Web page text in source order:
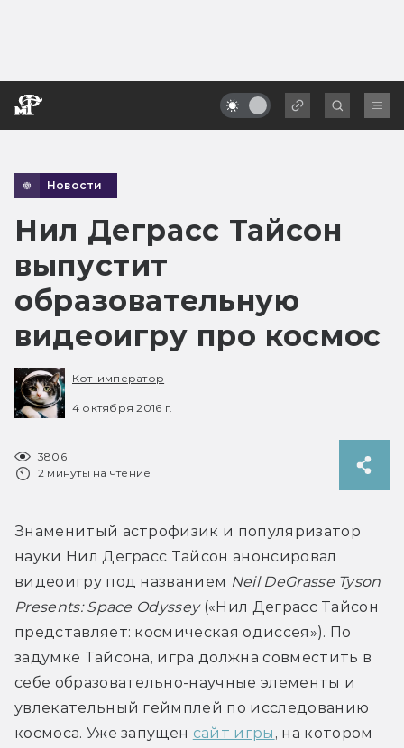
Новости
Нил Деграсс Тайсон
выпустит
образовательную
видеоигру про космос
Кот-император
4 октября 2016 г.
3806
2 минуты на чтение
Знаменитый астрофизик и популяризатор
науки Нил Деграсс Тайсон анонсировал
видеоигру под названием Neil DeGrasse Tyson
Presents: Space Odyssey («Нил Деграсс Тайсон
представляет: космическая одиссея»). По
задумке Тайсона, игра должна совместить в
себе образовательно-научные элементы и
увлекательный геймплей по исследованию
космоса. Уже запущен сайт игры , на котором